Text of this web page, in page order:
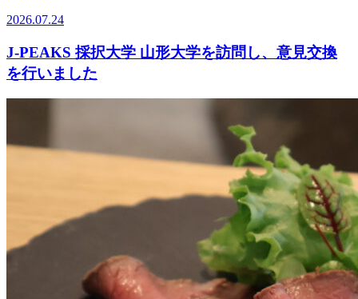
2026.07.24
J-PEAKS 採択大学 山形大学を訪問し、意見交換
を行いました